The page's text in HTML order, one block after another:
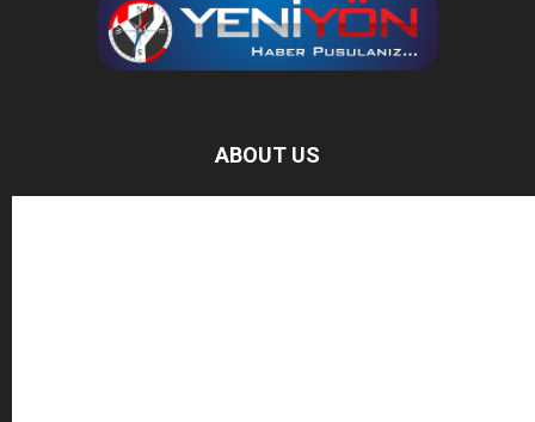
ABOUT US